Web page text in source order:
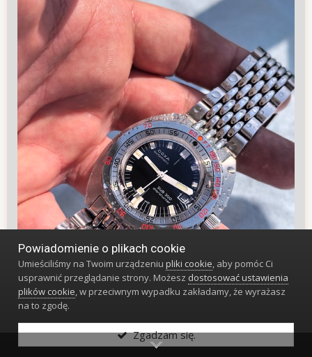
Powiadomienie o plikach cookie
Umieściliśmy na Twoim urządzeniupliki cookie, aby pomóc Ci
usprawnić przeglądanie strony. Możesz dostosować ustawienia
plików cookie, w przeciwnym wypadku zakładamy, że wyrażasz
na to zgodę.
Zgadzam się.